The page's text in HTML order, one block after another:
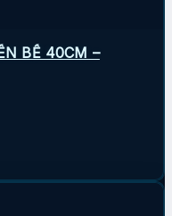
BỂ 40CM –